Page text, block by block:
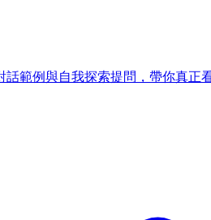
範例與自我探索提問，帶你真正